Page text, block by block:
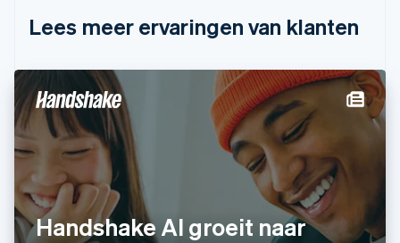
Lees meer ervaringen van klanten
Handshake AI groeit naar
Denemarken
Duitsland
Deutsch English
Estland
English
Finland
English Svenska
Frankrijk
FrançaisEnglish
Gibraltar
English